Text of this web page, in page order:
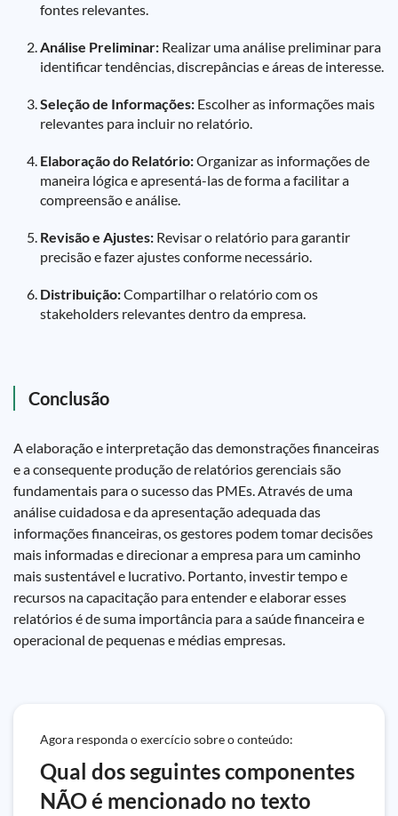
fontes relevantes.
Análise Preliminar: Realizar uma análise preliminar para
identificar tendências, discrepâncias e áreas de interesse.
Seleção de Informações: Escolher as informações mais
relevantes para incluir no relatório.
Elaboração do Relatório:Organizar as informações de
maneira lógica e apresentá-las de forma a facilitar a
compreensão e análise.
Revisão e Ajustes: Revisar o relatório para garantir
precisão e fazer ajustes conforme necessário.
Distribuição:Compartilhar o relatório com os
stakeholders relevantes dentro da empresa.
Conclusão
A elaboração e interpretação das demonstrações financeiras
e a consequente produção de relatórios gerenciais são
fundamentais para o sucesso das PMEs. Através de uma
análise cuidadosa e da apresentação adequada das
informações financeiras, os gestores podem tomar decisões
mais informadas e direcionar a empresa para um caminho
mais sustentável e lucrativo. Portanto, investir tempo e
recursos na capacitação para entender e elaborar esses
relatórios é de suma importância para a saúde financeira e
operacional de pequenas e médias empresas.
Agora responda o exercício sobre o conteúdo:
Qual dos seguintes componentes
NÃO é mencionado no texto